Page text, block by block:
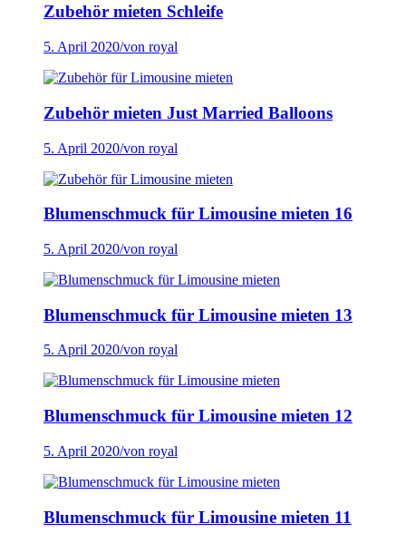
Zubehör mieten Schleife
5. April 2020/von royal
Zubehör mieten Just Married Balloons
5. April 2020/von royal
Blumenschmuck für Limousine mieten 16
5. April 2020/von royal
Blumenschmuck für Limousine mieten 13
5. April 2020/von royal
Blumenschmuck für Limousine mieten 12
5. April 2020/von royal
Blumenschmuck für Limousine mieten 11